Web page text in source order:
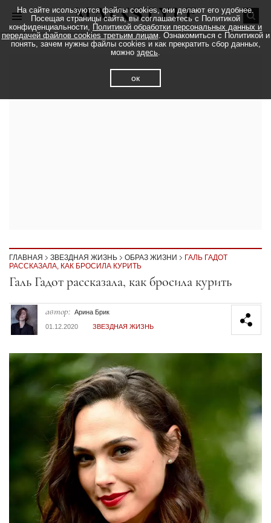
ГЛАВНАЯ ЗВЕЗДНАЯ ЖИЗНЬ ОБРАЗ ЖИЗНИ
ГАЛЬ ГАДОТ
РАССКАЗАЛА, КАК БРОСИЛА КУРИТЬ
Секция статей
Галь Гадот рассказала, как бросила курить
автор: Арина Брик
01.12.2020
ЗВЕЗДНАЯ ЖИЗНЬ
На сайте исользуются файлы cookies, они делают его удобнее.
Посещая страницы сайта, вы соглашаетесь с Политикой
конфиденциальности, Политикой обработки персональных данных и
передачей файлов cookies третьим лицам. Ознакомиться с Политикой и
понять, зачем нужны файлы cookies и как прекратить сбор данных,
можно здесь.
ок